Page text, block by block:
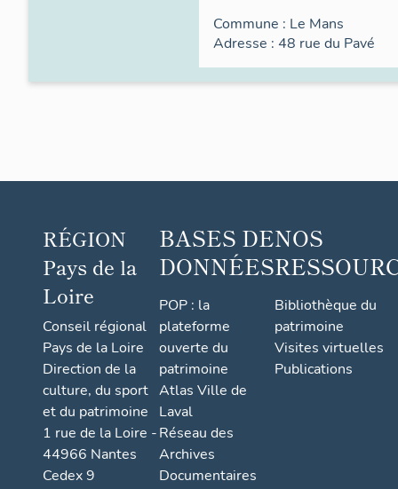
Commune : Le Mans
Adresse : 48 rue du Pavé
RÉGION
Pays de la
Loire
Conseil régional
Pays de la Loire
Direction de la
culture, du sport
et du patrimoine
1 rue de la Loire -
44966 Nantes
Cedex 9
BASES DE
DONNÉES
POP : la
plateforme
ouverte du
patrimoine
Atlas Ville de
Laval
Réseau des
Archives
Documentaires
NOS
Bibliothèque du
patrimoine
Visites virtuelles
Publications